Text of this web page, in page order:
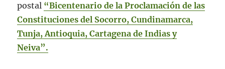
postal “Bicentenario de la Proclamación de las
Constituciones del Socorro, Cundinamarca,
Tunja, Antioquia, Cartagena de Indias y
Neiva”.